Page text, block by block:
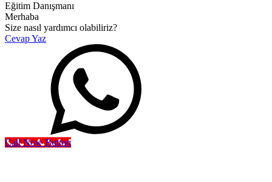
Eğitim Danışmanı
Merhaba
Size nasıl yardımcı olabiliriz?
Cevap Yaz
Call Now Button